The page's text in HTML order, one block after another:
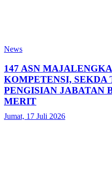
News
147 ASN
KOMPETENSI, SEKDA
PENGISIAN JABATAN
MERIT
Jumat, 17 Juli 2026